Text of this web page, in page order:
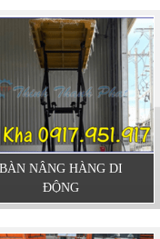
BÀN NÂNG HÀNG DI
ĐỘNG